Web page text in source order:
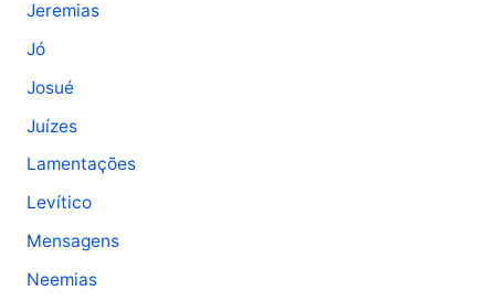
Jeremias
Jó
Josué
Juízes
Lamentações
Levítico
Mensagens
Neemias